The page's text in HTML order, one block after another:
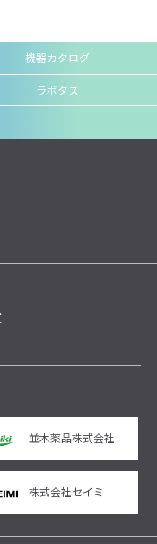
機器カタログ
ラボタス
並木薬品株式会社
株式会社セイミ